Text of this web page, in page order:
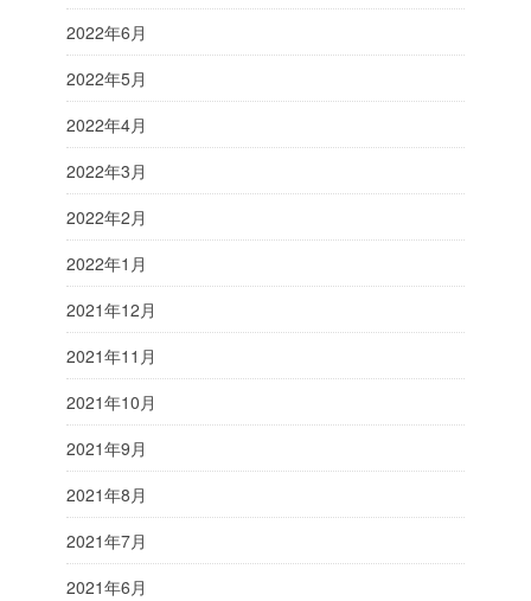
2022年6月
2022年5月
2022年4月
2022年3月
2022年2月
2022年1月
2021年12月
2021年11月
2021年10月
2021年9月
2021年8月
2021年7月
2021年6月